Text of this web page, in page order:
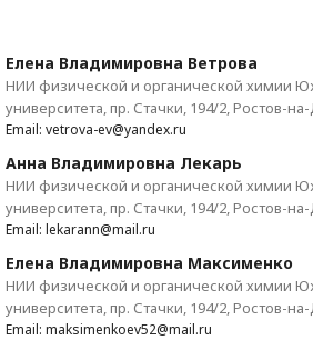
Елена Владимировна Ветрова
НИИ физической и органической химии
университета, пр. Стачки, 194/2, Ростов-
Email: vetrova-ev@yandex.ru
Анна Владимировна Лекарь
НИИ физической и органической химии
университета, пр. Стачки, 194/2, Ростов-
Email: lekarann@mail.ru
Елена Владимировна Максименко
НИИ физической и органической химии
университета, пр. Стачки, 194/2, Ростов-
Email: maksimenkoev52@mail.ru